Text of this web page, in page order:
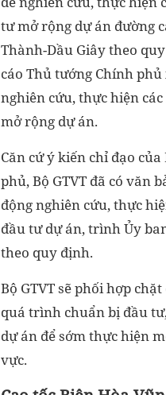
tư mở rộng dự án đường
Thành-Dầu Giây theo
cáo Thủ tướng Chính phủ
nghiên cứu, thực hiện
mở rộng dự án.
Căn cứ ý kiến chỉ đạo
phủ, Bộ GTVT đã có văn
động nghiên cứu, thực
đầu tư dự án, trình Ủy
theo quy định.
Bộ GTVT sẽ phối hợp
quá trình chuẩn bị đầu
dự án để sớm thực hiện
vực.